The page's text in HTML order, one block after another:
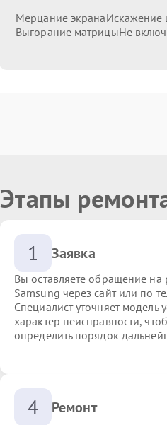
Мерцание экранаИскажение
Выгорание матрицыНе
Этапы
1 Заявка
Вы оставляете обращение на
Samsung через сайт или по
Специалист уточняет модель
характер неисправности,
определить порядок
4 Ремонт